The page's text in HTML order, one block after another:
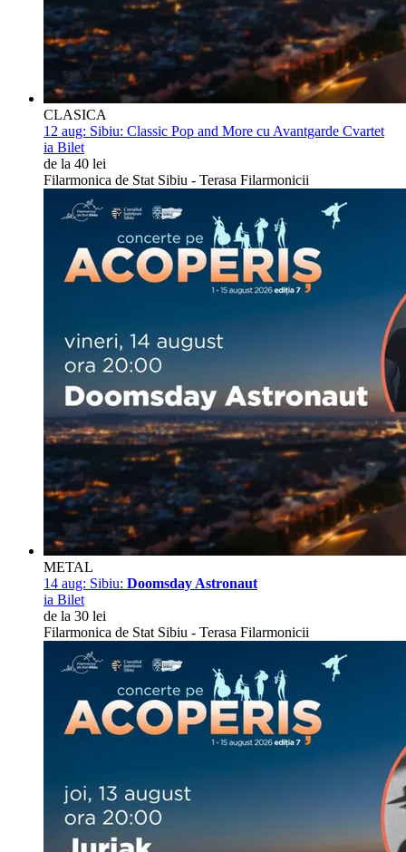
CLASICA
12 aug: Sibiu: Classic Pop and More cu Avantgarde Cvartet
ia Bilet
de la 40 lei
Filarmonica de Stat Sibiu - Terasa Filarmonicii
METAL
14 aug: Sibiu: Doomsday Astronaut
ia Bilet
de la 30 lei
Filarmonica de Stat Sibiu - Terasa Filarmonicii